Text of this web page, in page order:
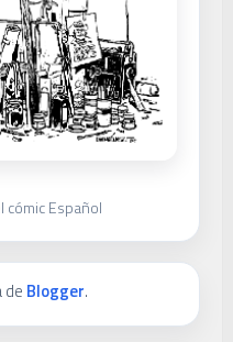
Español
de Blogger.